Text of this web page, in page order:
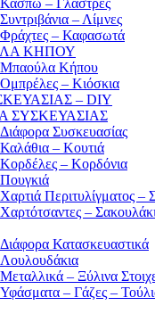
Κασπώ – Γλάστρες
Συντριβάνια – Λίμνες
Φράχτες – Καφασωτά
ΚΗΠΟΥ
Μπαούλα Κήπου
Ομπρέλες – Κιόσκια
– DIY
ΣΥΣΚΕΥΑΣΙΑΣ
Διάφορα Συσκευασίας
Καλάθια – Κουτιά
Κορδέλες – Κορδόνια
Πουγκιά
Χαρτιά Περιτυλίγματος –
Χαρτότσαντες –
Διάφορα Κατασκευαστικά
Λουλουδάκια
Μεταλλικά – Ξύλινα
Υφάσματα – Γάζες –